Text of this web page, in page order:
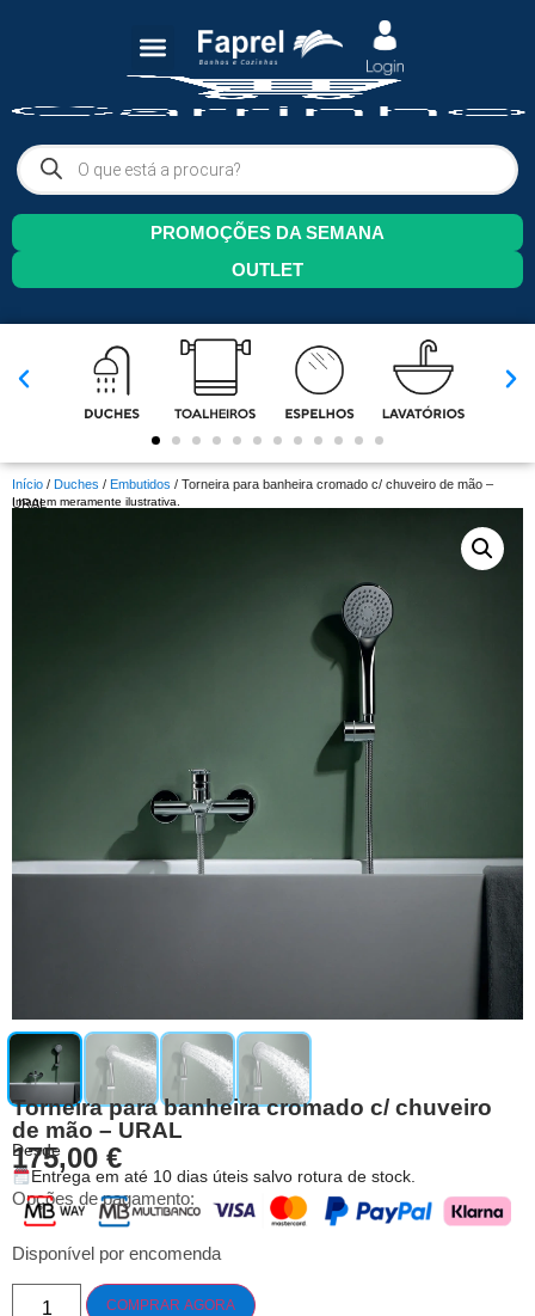
PROMOÇÕES DA SEMANA
OUTLET
Início / Duches / Embutidos / Torneira para banheira cromado c/ chuveiro de mão –
URAL
Imagem meramente ilustrativa.
Torneira para banheira cromado c/ chuveiro
de mão – URAL
Desde
175,00 €
Entrega em até 10 dias úteis salvo rotura de stock.
Opções de pagamento:
Disponível por encomenda
COMPRAR AGORA